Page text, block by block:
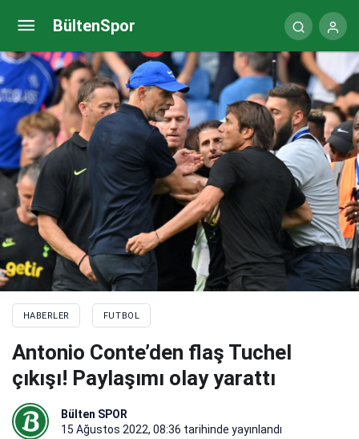
BültenSpor
HABERLER FUTBOL
Antonio Conte’den flaş Tuchel
çıkışı! Paylaşımı olay yarattı
Bülten SPOR
15 Ağustos 2022, 08:36 tarihinde yayınlandı
Antonio Conte’den flaş Tuchel çıkışı! Paylaşımı olay
yarattı